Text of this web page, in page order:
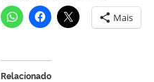
Mais
Relacionado